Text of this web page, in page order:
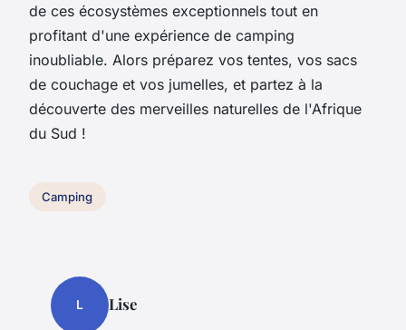
de ces écosystèmes exceptionnels tout en
profitant d'une expérience de camping
inoubliable. Alors préparez vos tentes, vos sacs
de couchage et vos jumelles, et partez à la
découverte des merveilles naturelles de l'Afrique
du Sud !
Camping
L Lise